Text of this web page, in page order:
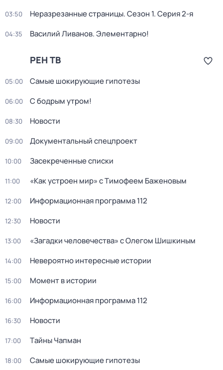
03:50 Неразрезанные страницы. Сезон 1. Серия 2-я
04:35 Василий Ливанов. Элементарно!
РЕН ТВ
05:00 Самые шoкиpующие гипотезы
06:00 С бодрым утром!
08:30 Новости
09:00 Документальный спецпроект
10:00 Заcекрeченные списки
11:00 «Как устроен мир» с Тимофеем Баженовым
12:00 Информационная программа 112
12:30 Новости
13:00 «Загадки человечества» с Олегом Шишкиным
14:00 Невероятно интересные истории
15:00 Момент в истории
16:00 Информационная программа 112
16:30 Новости
17:00 Тaйны Чапман
18:00 Самые шoкиpующие гипотезы